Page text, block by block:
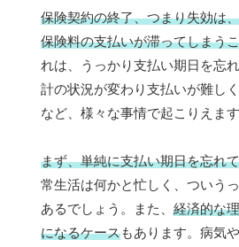
保険契約の終了、つまり失効は
保険料の支払いが滞ってしまう
れは、うっかり支払い期日を忘
計の状況が変わり支払いが難し
など、様々な事情で起こりえます
まず、単純に支払い期日を忘れ
常生活は何かと忙しく、ついう
あるでしょう。また、 経済的な
になるケースもあります。病気